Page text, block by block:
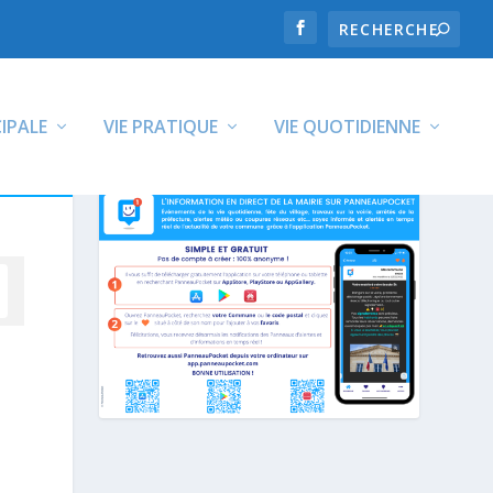
VIE PRATIQUE VIE QUOTIDIENNE